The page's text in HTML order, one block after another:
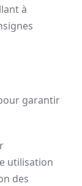
à
garantir
utilisation
des